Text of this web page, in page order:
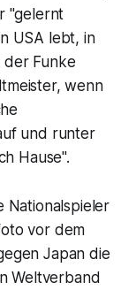
"gelernt
USA lebt, in
der Funke
wenn
und runter
Hause".
Nationalspieler
vor dem
Japan die
Weltverband